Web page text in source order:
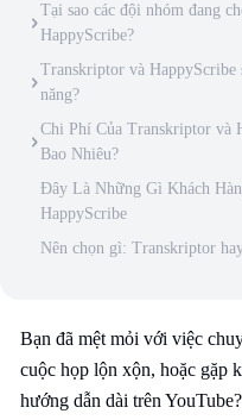
Tại sao các đội nhóm đang
HappyScribe?
Transkriptor và HappyScribe
năng?
Chi Phí Của Transkriptor và
Bao Nhiêu?
Đây Là Những Gì Khách
HappyScribe
Nên chọn gì: Transkriptor
Bạn đã mệt mỏi với việc
cuộc họp lộn xộn, hoặc gặp
hướng dẫn dài trên YouTube?